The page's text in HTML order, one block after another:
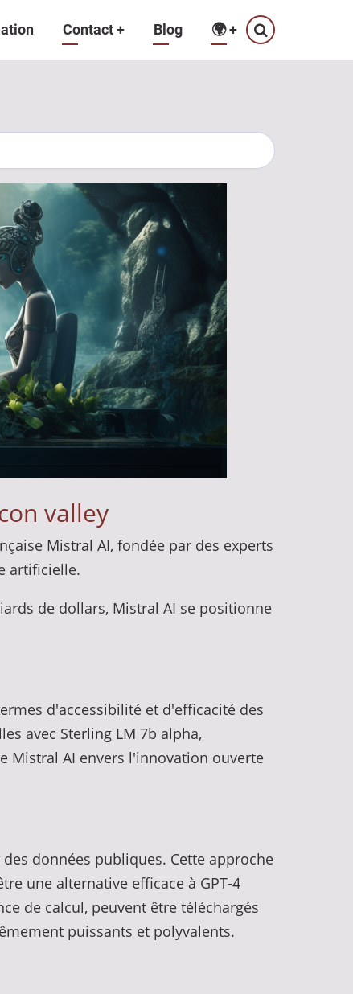
Contact+ Blog 🌍+
valley
Mistral AI, fondée par des experts
artificielle.
de dollars, Mistral AI se positionne
d'accessibilité et d'efficacité des
avec Sterling LM 7b alpha,
Mistral AI envers l'innovation ouverte
données publiques. Cette approche
une alternative efficace à GPT-4
de calcul, peuvent être téléchargés
puissants et polyvalents.